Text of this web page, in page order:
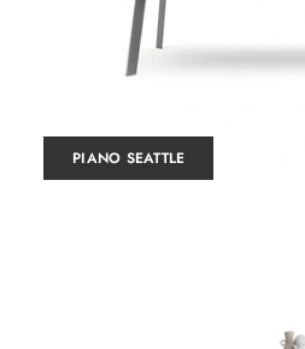
PIANO SEATTLE